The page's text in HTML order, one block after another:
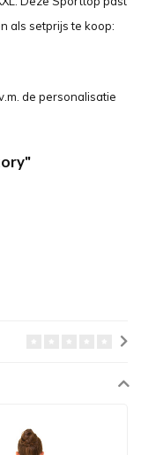
als setprijs te koop:
de personalisatie